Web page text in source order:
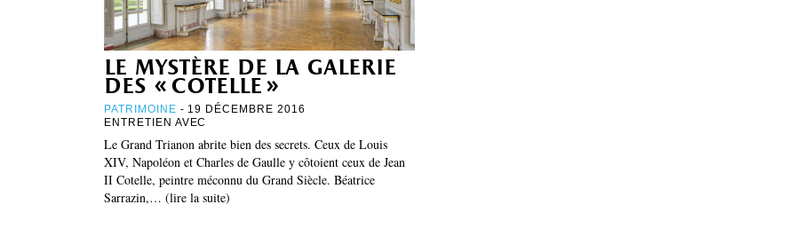
le mystère de la galerie
des « cotelle »
PATRIMOINE - 19 DÉCEMBRE 2016
ENTRETIEN AVEC
Le Grand Trianon abrite bien des secrets. Ceux de Louis
XIV, Napoléon et Charles de Gaulle y côtoient ceux de Jean
II Cotelle, peintre méconnu du Grand Siècle. Béatrice
Sarrazin,… (lire la suite)